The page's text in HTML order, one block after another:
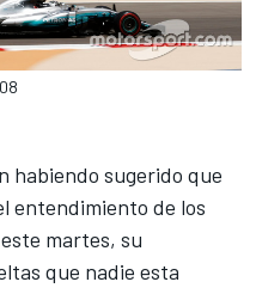
habiendo sugerido que
entendimiento de los
martes, su
que nadie esta